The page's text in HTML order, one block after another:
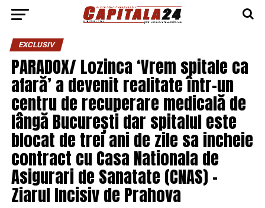
EXCLUSIV
PARADOX/ Lozinca ‘Vrem spitale ca
afară’ a devenit realitate într-un
centru de recuperare medicală de
lângă București dar spitalul este
blocat de trei ani de zile sa incheie
contract cu Casa Nationala de
Asigurari de Sanatate (CNAS) –
Ziarul Incisiv de Prahova